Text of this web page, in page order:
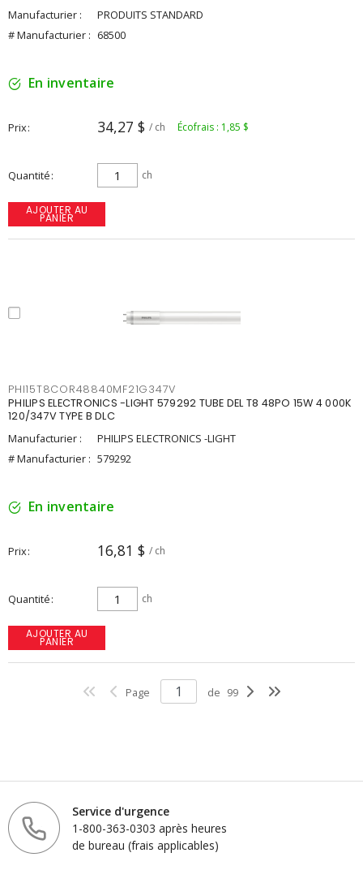
Manufacturier :
PRODUITS STANDARD
# Manufacturier : 68500
En inventaire
Prix 34,27 $ / ch Écofrais : 1,85 $
Quantité ch
AJOUTER AU
PANIER
PHI15T8COR48840MF21G347V
PHILIPS ELECTRONICS -LIGHT 579292 TUBE DEL T8 48PO 15W 4 000K
120/347V TYPE B DLC
Manufacturier :
PHILIPS ELECTRONICS -LIGHT
# Manufacturier : 579292
En inventaire
Prix 16,81 $ / ch
Quantité ch
AJOUTER AU
PANIER
Page de 99
Service d'urgence
1-800-363-0303 après heures
de bureau (frais applicables)